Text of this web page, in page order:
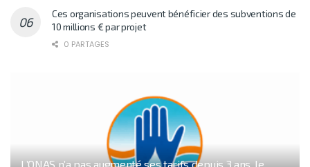
Ces organisations peuvent bénéficier des subventions de
10 millions € par projet
0 PARTAGES
L’ONAS n’a pas augmenté ses tarifs depuis 3 ans, le